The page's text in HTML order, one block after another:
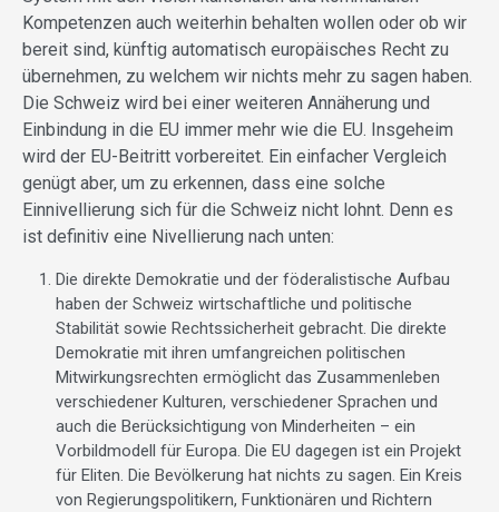
Kompetenzen auch weiterhin behalten wollen oder ob wir
bereit sind, künftig automatisch europäisches Recht zu
übernehmen, zu welchem wir nichts mehr zu sagen haben.
Die Schweiz wird bei einer weiteren Annäherung und
Einbindung in die EU immer mehr wie die EU. Insgeheim
wird der EU-Beitritt vorbereitet. Ein einfacher Vergleich
genügt aber, um zu erkennen, dass eine solche
Einnivellierung sich für die Schweiz nicht lohnt. Denn es
ist definitiv eine Nivellierung nach unten:
Die direkte Demokratie und der föderalistische Aufbau
haben der Schweiz wirtschaftliche und politische
Stabilität sowie Rechtssicherheit gebracht. Die direkte
Demokratie mit ihren umfangreichen politischen
Mitwirkungsrechten ermöglicht das Zusammenleben
verschiedener Kulturen, verschiedener Sprachen und
auch die Berücksichtigung von Minderheiten – ein
Vorbildmodell für Europa. Die EU dagegen ist ein Projekt
für Eliten. Die Bevölkerung hat nichts zu sagen. Ein Kreis
von Regierungspolitikern, Funktionären und Richtern